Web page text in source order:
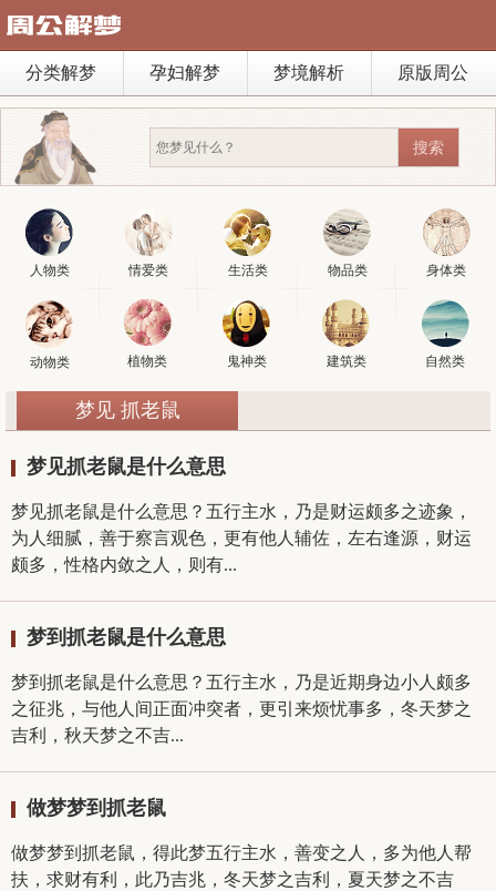
分类解梦 孕妇解梦 梦境解析 原版周公
人物类 情爱类 生活类 物品类 身体类
动物类 植物类 鬼神类 建筑类 自然类
梦见 抓老鼠
梦见抓老鼠是什么意思
梦见抓老鼠是什么意思？五行主水，乃是财运颇多之迹象，
为人细腻，善于察言观色，更有他人辅佐，左右逢源，财运
颇多，性格内敛之人，则有...
梦到抓老鼠是什么意思
梦到抓老鼠是什么意思？五行主水，乃是近期身边小人颇多
之征兆，与他人间正面冲突者，更引来烦忧事多，冬天梦之
吉利，秋天梦之不吉...
做梦梦到抓老鼠
做梦梦到抓老鼠，得此梦五行主水，善变之人，多为他人帮
扶，求财有利，此乃吉兆，冬天梦之吉利，夏天梦之不吉